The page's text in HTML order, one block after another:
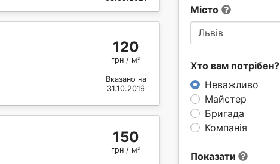
Місто
Львів
Хто вам потрібен?
Неважливо
Майстер
Бригада
Компанія
Показати
120
грн / м²
Вказано на
31.10.2019
150
грн / м²